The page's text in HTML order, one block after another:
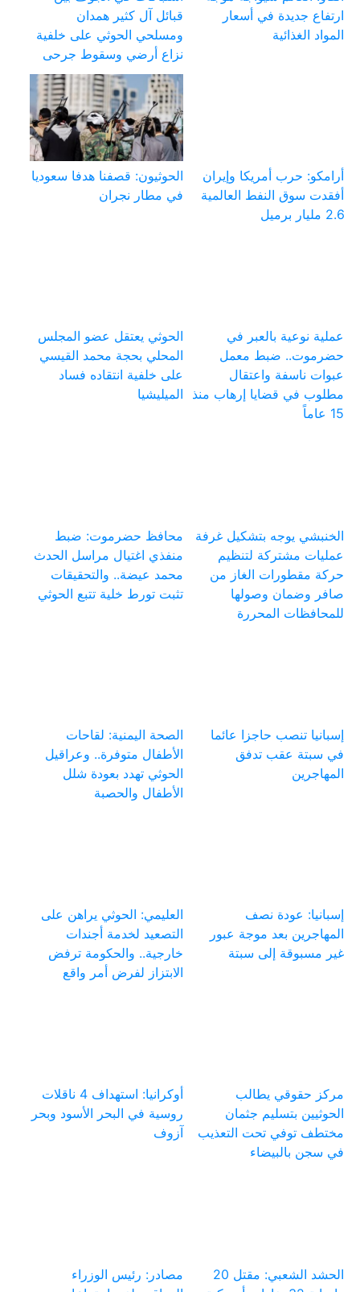
ارتفاع جديدة في أسعار
المواد الغذائية
قبائل آل كثير همدان
ومسلحي الحوثي على خلفية
نزاع أرضي وسقوط جرحى
أرامكو: حرب أمريكا وإيران
أفقدت سوق النفط العالمية
2.6 مليار برميل
الحوثيون: قصفنا هدفا سعوديا
في مطار نجران
عملية نوعية بالعبر في
حضرموت.. ضبط معمل
عبوات ناسفة واعتقال
مطلوب في قضايا إرهاب منذ
15 عاماً
الحوثي يعتقل عضو المجلس
المحلي بحجة محمد القيسي
على خلفية انتقاده فساد
الميليشيا
الخنبشي يوجه بتشكيل غرفة
عمليات مشتركة لتنظيم
حركة مقطورات الغاز من
صافر وضمان وصولها
للمحافظات المحررة
محافظ حضرموت: ضبط
منفذي اغتيال مراسل الحدث
محمد عيضة.. والتحقيقات
تثبت تورط خلية تتبع الحوثي
إسبانيا تنصب حاجزا عائما
في سبتة عقب تدفق
المهاجرين
الصحة اليمنية: لقاحات
الأطفال متوفرة.. وعراقيل
الحوثي تهدد بعودة شلل
الأطفال والحصبة
إسبانيا: عودة نصف
المهاجرين بعد موجة عبور
غير مسبوقة إلى سبتة
العليمي: الحوثي يراهن على
التصعيد لخدمة أجندات
خارجية.. والحكومة ترفض
الابتزاز لفرض أمر واقع
مركز حقوقي يطالب
الحوثيين بتسليم جثمان
مختطف توفي تحت التعذيب
في سجن بالبيضاء
أوكرانيا: استهداف 4 ناقلات
روسية في البحر الأسود وبحر
آزوف
الحشد الشعبي: مقتل 20
مصادر: رئيس الوزراء